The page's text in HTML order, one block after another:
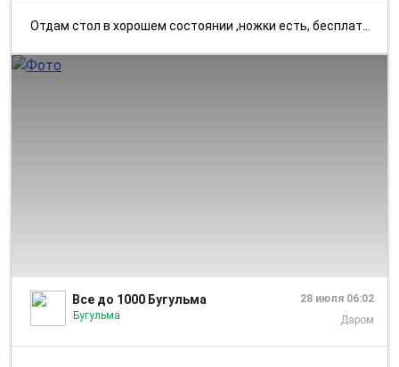
Отдам стол в хорошем состоянии ,ножки есть, бесплатно, самовывоз, писа...
Все до 1000 Бугульма
Бугульма
28 июля 06:02
Даром